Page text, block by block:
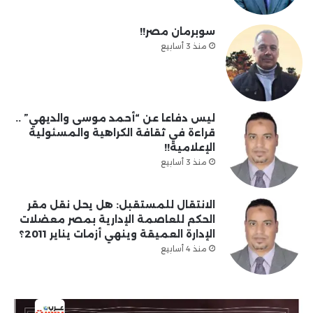
سوبرمان مصر!!
منذ 3 أسابيع
ليس دفاعا عن “أحمد موسى والديهي” ..
قراءة في ثقافة الكراهية والمسئولية
الإعلامية!!
منذ 3 أسابيع
الانتقال للمستقبل: هل يحل نقل مقر
الحكم للعاصمة الإدارية بمصر معضلات
الإدارة العميقة وينهي أزمات يناير 2011؟
منذ 4 أسابيع